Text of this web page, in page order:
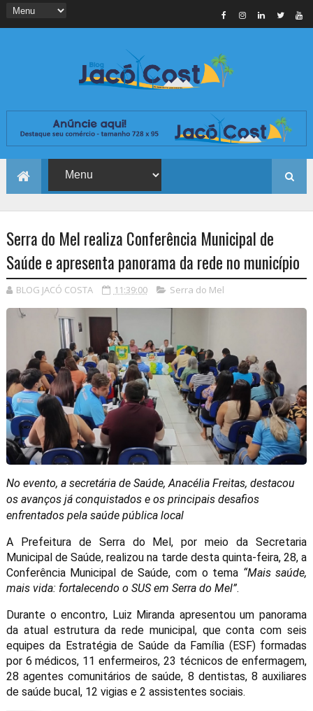
Serra do Mel realiza Conferência Municipal de
Saúde e apresenta panorama da rede no município
BLOG JACÓ COSTA 11:39:00 Serra do Mel
No evento, a secretária de Saúde, Anacélia Freitas, destacou
os avanços já conquistados e os principais desafios
enfrentados pela saúde pública local
A Prefeitura de Serra do Mel, por meio da Secretaria
Municipal de Saúde, realizou na tarde desta quinta-feira, 28, a
Conferência Municipal de Saúde, com o tema “Mais saúde,
mais vida: fortalecendo o SUS em Serra do Mel”.
Durante o encontro, Luiz Miranda apresentou um panorama
da atual estrutura da rede municipal, que conta com seis
equipes da Estratégia de Saúde da Família (ESF) formadas
por 6 médicos, 11 enfermeiros, 23 técnicos de enfermagem,
28 agentes comunitários de saúde, 8 dentistas, 8 auxiliares
de saúde bucal, 12 vigias e 2 assistentes sociais.